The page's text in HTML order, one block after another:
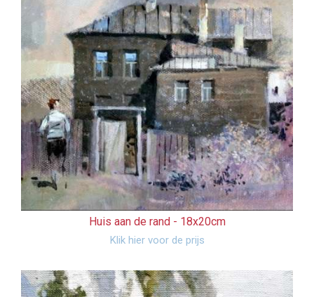
Huis aan de rand - 18x20cm
Klik hier voor de prijs